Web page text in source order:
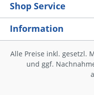
Shop Service
Information
Alle Preise inkl. gesetzl.
und ggf.